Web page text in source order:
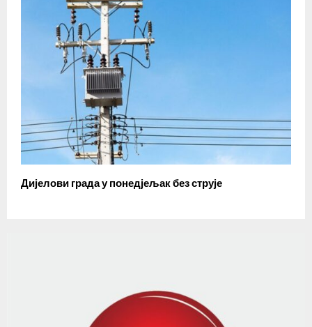
Дијелови града у понедјељак без струје